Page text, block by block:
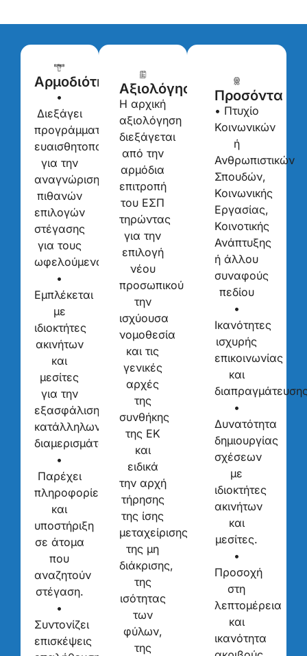
Αρμοδιότητες
•
Διεξάγει
προγράμματα
ευαισθητοποίησης
για την
αναγνώριση
πιθανών
επιλογών
στέγασης
για τους
ωφελούμενους.
•
Εμπλέκεται
με
ιδιοκτήτες
ακινήτων
και
μεσίτες
για την
εξασφάλιση
κατάλληλων
διαμερισμάτων.
•
Παρέχει
πληροφορίες
και
υποστήριξη
σε άτομα
που
αναζητούν
στέγαση.
•
Συντονίζει
επισκέψεις
Αξιολόγηση
Η αρχική
αξιολόγηση
διεξάγεται
από την
αρμόδια
επιτροπή
του ΕΣΠ
τηρώντας
για την
επιλογή
νέου
προσωπικού
την
ισχύουσα
νομοθεσία
και τις
γενικές
αρχές
της
συνθήκης
της ΕΚ
και
ειδικά
την αρχή
τήρησης
της ίσης
μεταχείρισης,
της μη
διάκρισης,
της
ισότητας
των
φύλων,
της
Προσόντα
• Πτυχίο
Κοινωνικών
ή
Ανθρωπιστικών
Σπουδών,
Κοινωνικής
Εργασίας,
Κοινοτικής
Ανάπτυξης
ή άλλου
συναφούς
πεδίου
•
Ικανότητες
ισχυρής
επικοινωνίας
και
•
Δυνατότητα
δημιουργίας
σχέσεων
με
ιδιοκτήτες
ακινήτων
και
μεσίτες.
•
Προσοχή
στη
λεπτομέρεια
και
ικανότητα